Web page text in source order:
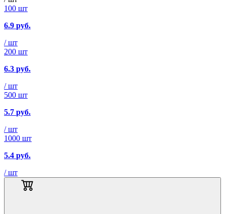
100 шт
6.9 руб.
/ шт
200 шт
6.3 руб.
/ шт
500 шт
5.7 руб.
/ шт
1000 шт
5.4 руб.
/ шт